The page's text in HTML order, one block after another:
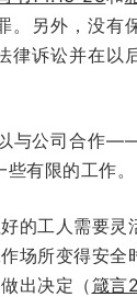
。另外，没有
律诉讼并在以
与公司合作
有限的工作。
工人需要灵
场所变得安
出决定（箴言